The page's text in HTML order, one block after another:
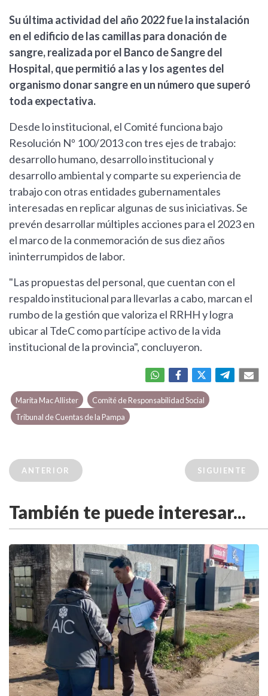
Su última actividad del año 2022 fue la instalación
en el edificio de las camillas para donación de
sangre, realizada por el Banco de Sangre del
Hospital, que permitió a las y los agentes del
organismo donar sangre en un número que superó
toda expectativa.
Desde lo institucional, el Comité funciona bajo
Resolución Nº 100/2013 con tres ejes de trabajo:
desarrollo humano, desarrollo institucional y
desarrollo ambiental y comparte su experiencia de
trabajo con otras entidades gubernamentales
interesadas en replicar algunas de sus iniciativas. Se
prevén desarrollar múltiples acciones para el 2023 en
el marco de la conmemoración de sus diez años
ininterrumpidos de labor.
"Las propuestas del personal, que cuentan con el
respaldo institucional para llevarlas a cabo, marcan el
rumbo de la gestión que valoriza el RRHH y logra
ubicar al TdeC como partícipe activo de la vida
institucional de la provincia", concluyeron.
Marita Mac Allister
Comité de Responsabilidad Social
Tribunal de Cuentas de la Pampa
ANTERIOR SIGUIENTE
También te puede interesar...